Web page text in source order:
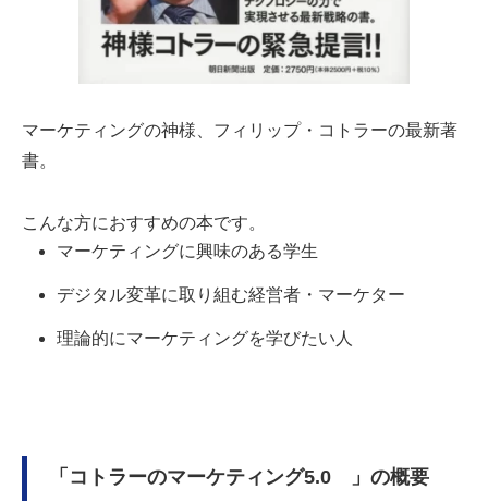
マーケティングの神様、フィリップ・コトラーの最新著
書。
こんな方におすすめの本です。
マーケティングに興味のある学生
デジタル変革に取り組む経営者・マーケター
理論的にマーケティングを学びたい人
「コトラーのマーケティング5.0 」の概要